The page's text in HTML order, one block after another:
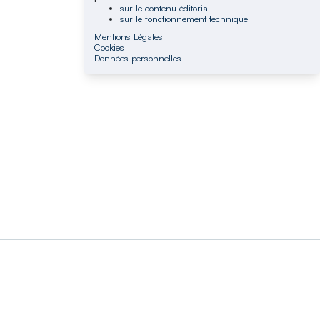
sur le contenu éditorial
sur le fonctionnement technique
Mentions Légales
Cookies
Données personnelles